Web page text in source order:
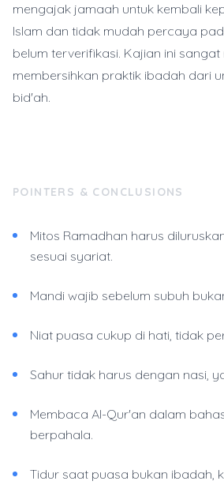
mengajak jamaah untuk kembali
Islam dan tidak mudah percaya
belum terverifikasi. Kajian ini sangat
membersihkan praktik ibadah dari
bid'ah.
POINTERS & CONCLUSIONS
Mitos Ramadhan harus
sesuai syariat.
Mandi wajib sebelum subuh
Niat puasa cukup di hati, tidak
Sahur tidak harus dengan nasi,
Membaca Al-Qur'an dalam
berpahala.
Tidur saat puasa bukan ibadah,